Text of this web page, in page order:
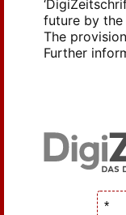
future by the
The
Further